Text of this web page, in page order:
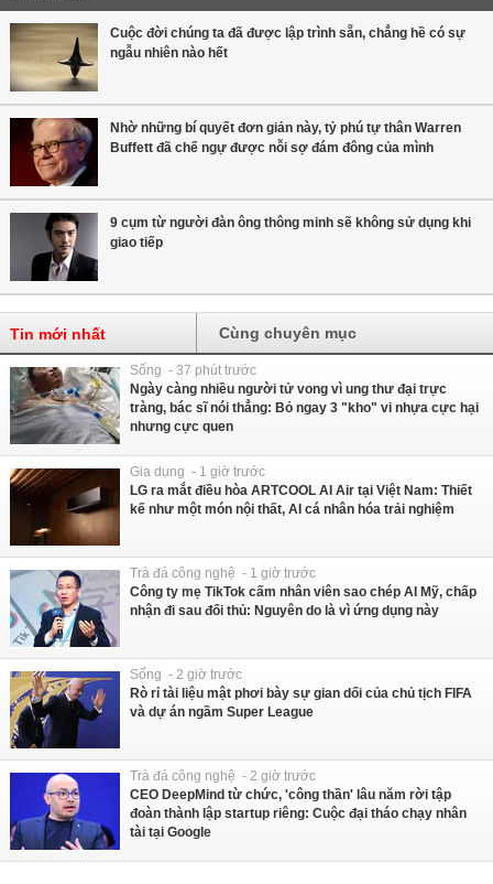
Cuộc đời chúng ta đã được lập trình sẵn, chẳng hề có sự
ngẫu nhiên nào hết
Nhờ những bí quyết đơn giản này, tỷ phú tự thân Warren
Buffett đã chế ngự được nỗi sợ đám đông của mình
9 cụm từ người đàn ông thông minh sẽ không sử dụng khi
giao tiếp
Tin mới nhất Cùng chuyên mục
Sống - 37 phút trước
Ngày càng nhiều người tử vong vì ung thư đại trực
tràng, bác sĩ nói thẳng: Bỏ ngay 3 "kho" vi nhựa cực hại
nhưng cực quen
Gia dụng - 1 giờ trước
LG ra mắt điều hòa ARTCOOL AI Air tại Việt Nam: Thiết
kế như một món nội thất, AI cá nhân hóa trải nghiệm
Trà đá công nghệ - 1 giờ trước
Công ty mẹ TikTok cấm nhân viên sao chép AI Mỹ, chấp
nhận đi sau đối thủ: Nguyên do là vì ứng dụng này
Sống - 2 giờ trước
Rò rỉ tài liệu mật phơi bày sự gian dối của chủ tịch FIFA
và dự án ngầm Super League
Trà đá công nghệ - 2 giờ trước
CEO DeepMind từ chức, 'công thần' lâu năm rời tập
đoàn thành lập startup riêng: Cuộc đại tháo chạy nhân
tài tại Google